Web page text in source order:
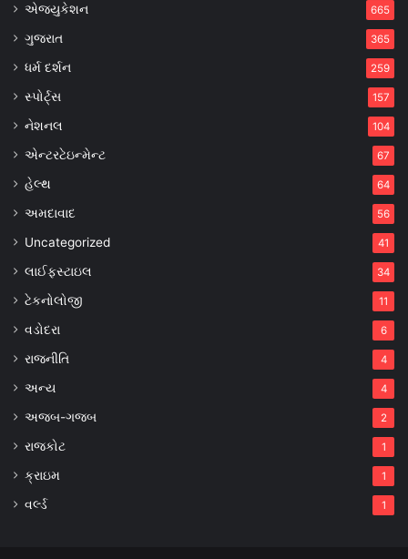
એજ્યુકેશન 665
ગુજરાત 365
ધર્મ દર્શન 259
સ્પોર્ટ્સ 157
નેશનલ 104
એન્ટરટેઇન્મેન્ટ 67
હેલ્થ 64
અમદાવાદ 56
Uncategorized 41
લાઈફસ્ટાઇલ 34
ટેકનોલોજી 11
વડોદરા 6
રાજનીતિ 4
અન્ય 4
અજબ-ગજબ 2
રાજકોટ 1
ક્રાઇમ 1
વર્લ્ડ 1